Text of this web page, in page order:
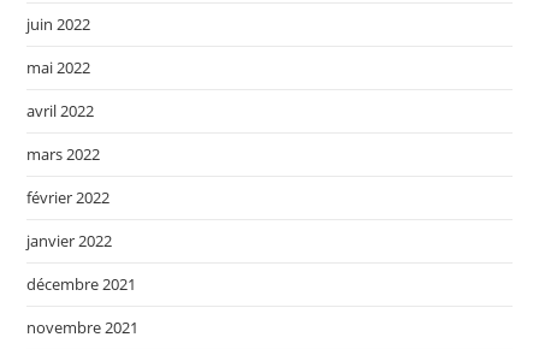
juin 2022
mai 2022
avril 2022
mars 2022
février 2022
janvier 2022
décembre 2021
novembre 2021